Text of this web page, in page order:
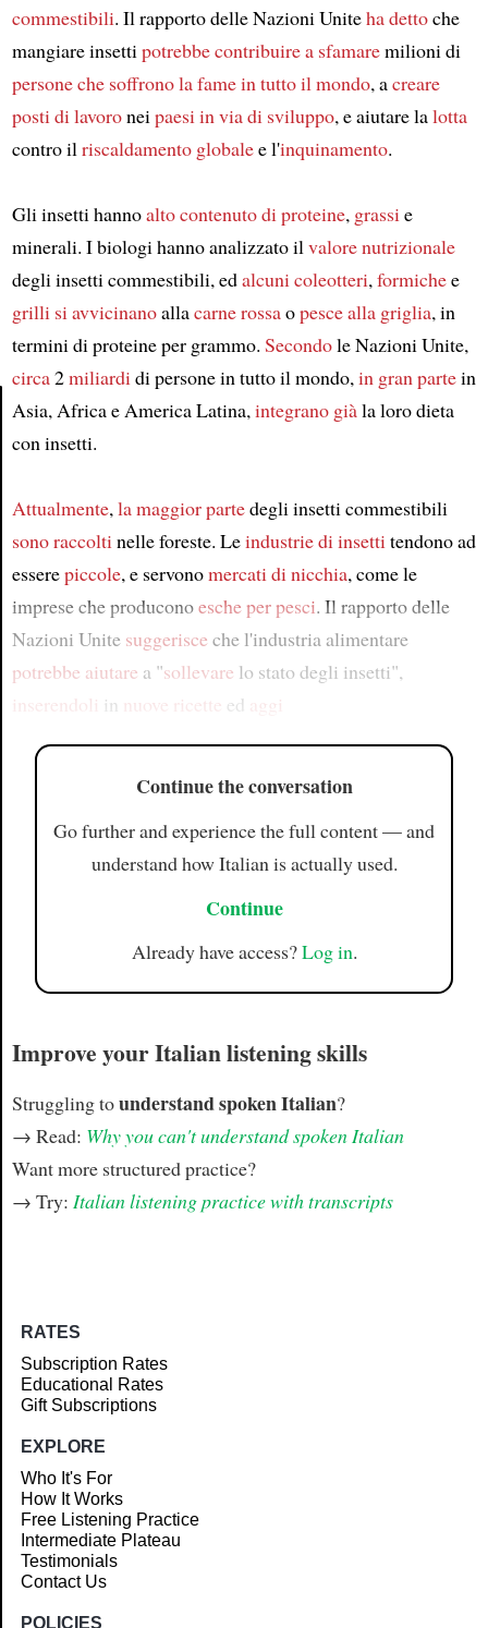
Article
commestibili. Il rapporto delle Nazioni Uniteha dettoche
mangiare insettipotrebbe contribuirea sfamaremilioni di
personeche soffrono la famein tutto il mondo, acreare
posti di lavoroneipaesi in via di sviluppo, e aiutare lalotta
contro ilriscaldamento globalee l'inquinamento.
Gli insetti hannoalto contenuto di proteine, grassie
minerali. I biologi hanno analizzato ilvalore nutrizionale
degli insetti commestibili, edalcuni coleotteri,formichee
grilli si avvicinanoallacarne rossaopesce alla griglia, in
termini di proteine per grammo. Secondole Nazioni Unite,
circa2miliardidi persone in tutto il mondo,in gran partein
Asia, Africa e America Latina,integrano giàla loro dieta
con insetti.
Attualmente,la maggior partedegli insetti commestibili
sono raccoltinelle foreste. Leindustrie di insettitendono ad
esserepiccole, e servonomercati di nicchia, come le
imprese che produconoesche per pesci. Il rapporto delle
Nazioni Unite suggerisceche l'industria alimentare
potrebbe aiutare a "sollevare lo stato degli insetti",
inserendoli in nuove ricette ed aggi
Continue the conversation
Go further and experience the full content — and
understand how Italian is actually used.
Continue
Already have access?Log in.
Improve your Italian listening skills
Struggling tounderstand spoken Italian?
→ Read: Why you can't understand spoken Italian
Want more structured practice?
→ Try: Italian listening practice with transcripts
RATES
Subscription Rates
Educational Rates
Gift Subscriptions
EXPLORE
Who It's For
How It Works
Free Listening Practice
Intermediate Plateau
Testimonials
Contact Us
POLICIES